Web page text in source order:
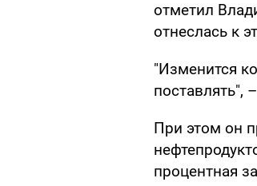
отметил
отнеслась к
"Изменится
поставлять",
При этом он
процентная